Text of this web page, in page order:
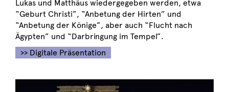
Lukas und Matthäus wiedergegeben werden, etwa
“Geburt Christi”, “Anbetung der Hirten” und
“Anbetung der Könige”, aber auch “Flucht nach
Ägypten” und “Darbringung im Tempel”.
>> Digitale Präsentation